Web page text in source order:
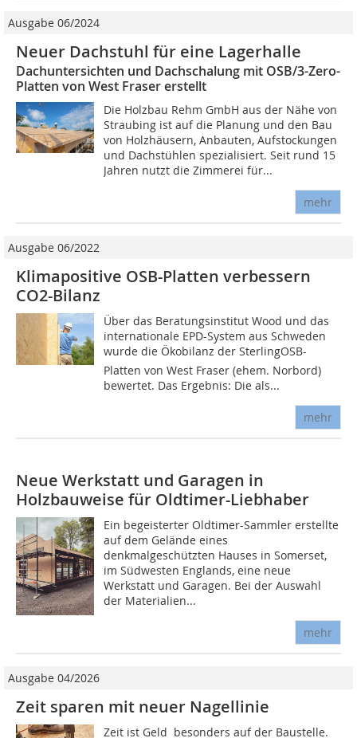
Ausgabe 06/2024
Neuer Dachstuhl für eine Lagerhalle
Dachuntersichten und Dachschalung mit OSB/3-Zero-
Platten von West Fraser erstellt
Die Holzbau Rehm GmbH aus der Nähe von
Straubing ist auf die Planung und den Bau
von Holzhäusern, Anbauten, Aufstockungen
und Dachstühlen spezialisiert. Seit rund 15
Jahren nutzt die Zimmerei für...
mehr
Ausgabe 06/2022
Klimapositive OSB-Platten verbessern
CO2-Bilanz
Über das Beratungsinstitut Wood und das
internationale EPD-System aus Schweden
wurde die Ökobilanz der SterlingOSB-
Platten von West Fraser (ehem. Norbord)
bewertet. Das Ergebnis: Die als...
mehr
Neue Werkstatt und Garagen in
Holzbauweise für Oldtimer-Liebhaber
Ein begeisterter Oldtimer-Sammler erstellte
auf dem Gelände eines
denkmalgeschützten Hauses in Somerset,
im Südwesten Englands, eine neue
Werkstatt und Garagen. Bei der Auswahl
der Materialien...
mehr
Ausgabe 04/2026
Zeit sparen mit neuer Nagellinie
Zeit ist Geld  besonders auf der Baustelle.